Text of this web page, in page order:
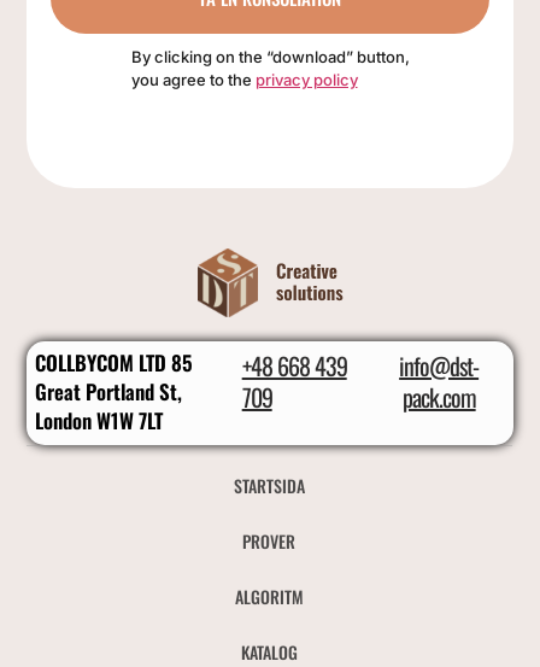
By clicking on the “download” button,
you agree to the privacy policy
COLLBYCOM LTD 85
Great Portland St,
London W1W 7LT
+48 668 439
709
info@dst-
pack.com
STARTSIDA
PROVER
ALGORITM
KATALOG